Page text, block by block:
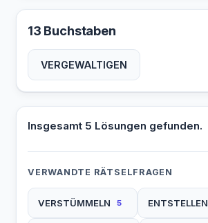
13 Buchstaben
VERGEWALTIGEN
Insgesamt 5 Lösungen gefunden.
VERWANDTE RÄTSELFRAGEN
VERSTÜMMELN 5 ENTSTELLEN